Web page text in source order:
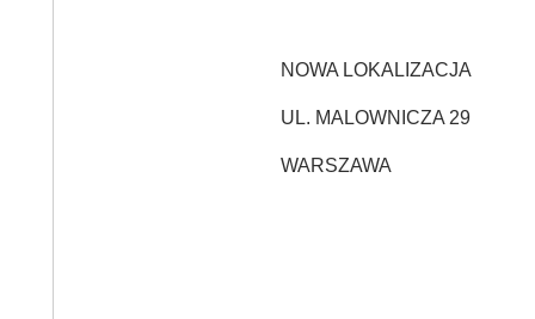
NOWA LOKALIZACJA
UL. MALOWNICZA 29
WARSZAWA